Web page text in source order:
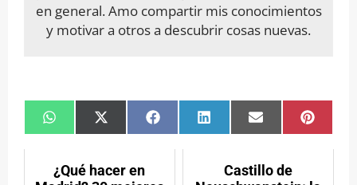
en general. Amo compartir mis conocimientos
y motivar a otros a descubrir cosas nuevas.
Compartir
en
Compartir
en
(Twitter)
Compartir
en
Facebook
Compartir
en
Compartir
en en
¿Qué hacer en
Castillo de